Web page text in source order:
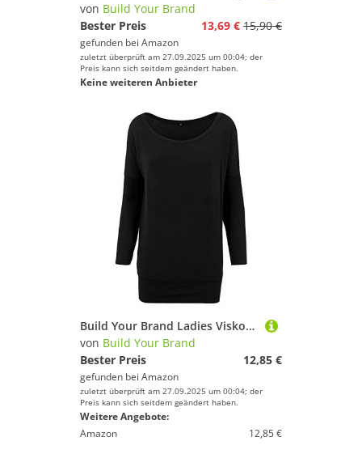
von Build Your Brand
Bester Preis
13,69 € 15,90 €
gefunden bei Amazon
zuletzt überprüft am 27.09.2025 um 00:04; der
Preis kann sich seitdem geändert haben.
Keine weiteren Anbieter
Build Your Brand Ladies Viskose Longsleeve Langarmshirt schwarz XS
von Build Your Brand
Bester Preis
12,85 €
gefunden bei Amazon
zuletzt überprüft am 27.09.2025 um 00:04; der
Preis kann sich seitdem geändert haben.
Weitere Angebote:
Amazon
12,85 €